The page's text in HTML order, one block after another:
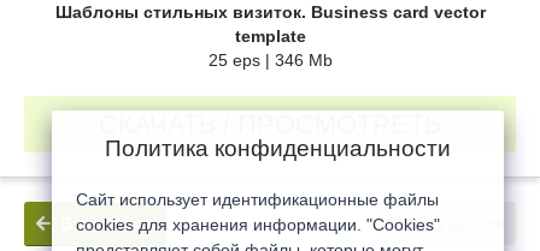
Шаблоны стильных визиток. Business card vector
template
25 eps | 346 Mb
В будущее
В прошлое
Политика конфиденциальности
Сайт использует идентификационные файлы
cookies для хранения информации. "Cookies"